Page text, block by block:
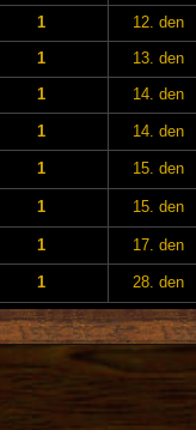
1
12. den
1
13. den
1 14. den
1 14. den
1 15. den
1 15. den
1 17. den
1 28. den